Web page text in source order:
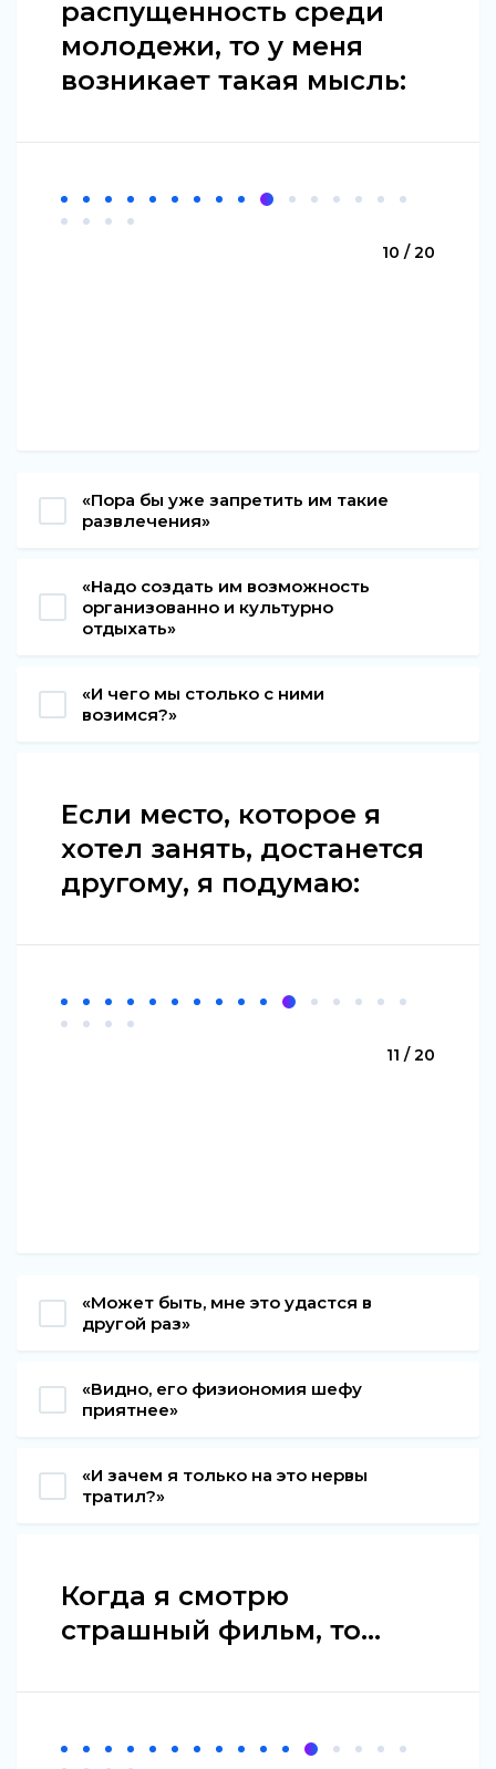
распущенность среди
молодежи, то у меня
возникает такая мысль:
10 / 20
«Пора бы уже запретить им такие
развлечения»
«Надо создать им возможность
организованно и культурно
отдыхать»
«И чего мы столько с ними
возимся?»
Если место, которое я
хотел занять, достанется
другому, я подумаю:
11 / 20
«Может быть, мне это удастся в
другой раз»
«Видно, его физиономия шефу
приятнее»
«И зачем я только на это нервы
тратил?»
Когда я смотрю
страшный фильм, то...